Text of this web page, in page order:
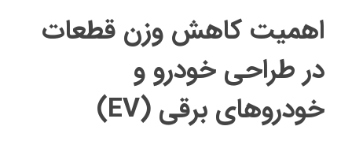
اهمیت کاهش وزن قطعات
در طراحی خودرو و
خودروهای برقی (EV)